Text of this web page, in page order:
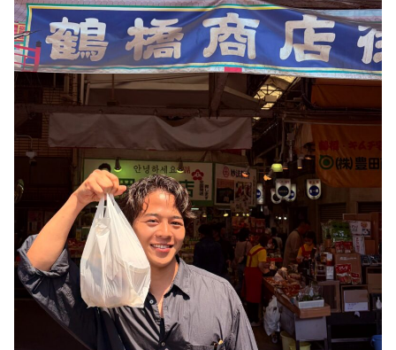
～人生密着トークバラエティ！～ やすとものいたっ
て真剣です
探偵！ナイトスクープ
news おかえり
河合＆A.B.C-Z塚田×福井アナ「なんでやねん！？」
（news おかえり）
DAIGOも台所 ～きょうの献立 何にする？～
本日はダイアンなり！シーズン２
朝だ！生です旅サラダ
教えて！ニュースライブ 正義のミカタ
ＬＩＦＥ～夢のカタチ～
新婚さんいらっしゃい！
ポツンと一軒家